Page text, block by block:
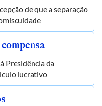
de que a separação
Presidência da
lucrativo